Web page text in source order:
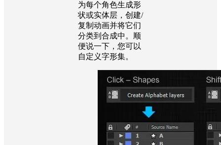
为每个角色生成形
状或实体层，创建/
复制动画并将它们
分类到合成中。顺
便说一下，您可以
自定义字形集。